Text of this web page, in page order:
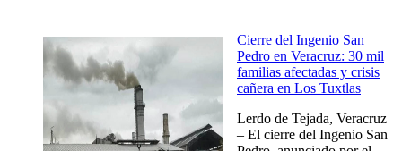
Cierre del Ingenio San
Pedro en Veracruz: 30 mil
familias afectadas y crisis
cañera en Los Tuxtlas
Lerdo de Tejada, Veracruz
– El cierre del Ingenio San